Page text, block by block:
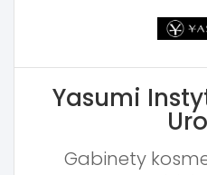
Yasumi
Gabinety